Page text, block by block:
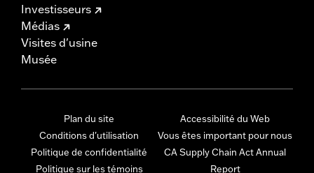
Investisseurs
Médias
Visites d'usine
Musée
Plan du site
Conditions d'utilisation
Politique de confidentialité
Politique sur les témoins
Accessibilité du Web
Vous êtes important pour nous
CA Supply Chain Act Annual
Report